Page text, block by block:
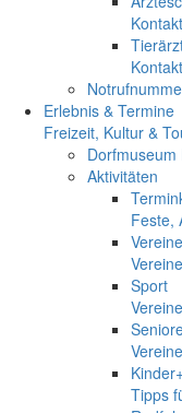
Erlebnis & Termine
Freizeit, Kultur &
Aktivitäten
Feste,
Vereine
Sport
Tipps